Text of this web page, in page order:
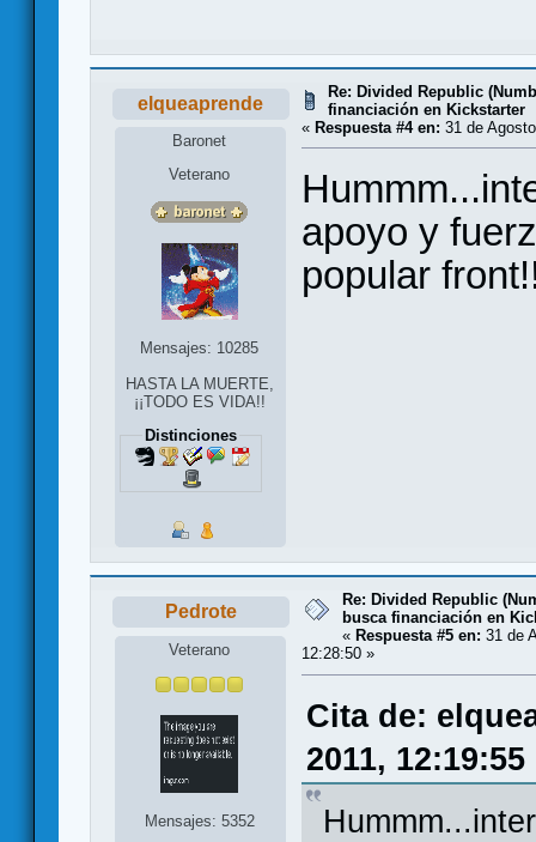
elqueaprende
Baronet
Veterano
Mensajes: 10285
HASTA LA MUERTE,
¡¡TODO ES VIDA!!
Distinciones
Re: Divided Republic
financiación en Kickstarter
« Respuesta #4 en: 31 de
apoyo y
popular
Pedrote
Veterano
Mensajes: 5352
Re: Divided Republic
busca financiación en
« Respuesta #5 en: 31 de
12:28:50 »
Cita de:
2011, 12:19:55